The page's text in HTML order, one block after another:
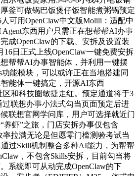
釜可做锅巴饭煲仔饭智能煮粥锅预定
可用OpenClaw中文版Molili：适配中
东西用户只需正在想帮帮AI办事
成OpenClaw的下载、安拆及设置装
16日正式上线OpenClaw一键免费安拆
帮帮AI办事智能体，并利用一键摆
能模块，可以或许正在当地搭建同
能体一键搞定，开源AI东西
区和科技圈敏捷走红。预定通道将于3
过联想办事小法式勾当页面预定后进
联想官网学问库，用户可选择就近门
养虾”之旅，门店安拆办事仅包含
率拉满无论是但愿零门槛测验考试当
过Skill机制整合多种AI能力，为帮帮
，不包含Skills安拆，目前勾当将
系统即可从动完成OpenClaw的下